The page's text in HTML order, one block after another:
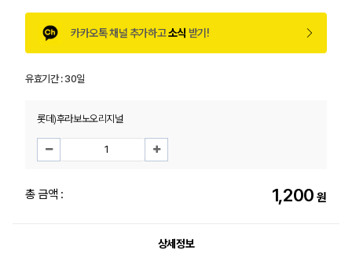
카카오톡 채널 추가하고소식 받기!
유효기간 :30일
롯데)후라보노오리지널
총 금액 : 1,200 원
상세정보